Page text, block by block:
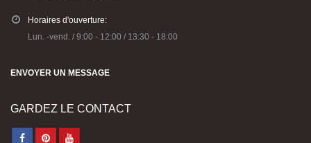
Horaires d'ouverture:
Lun. -vend. / 9:00 - 12:00 / 13:30 - 18:00
ENVOYER UN MESSAGE
GARDEZ LE CONTACT